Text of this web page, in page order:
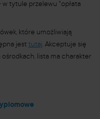
w tytule przelewu "opłata
które umożliwiają
jest tutaj. Akceptuje się
lista ma charakter